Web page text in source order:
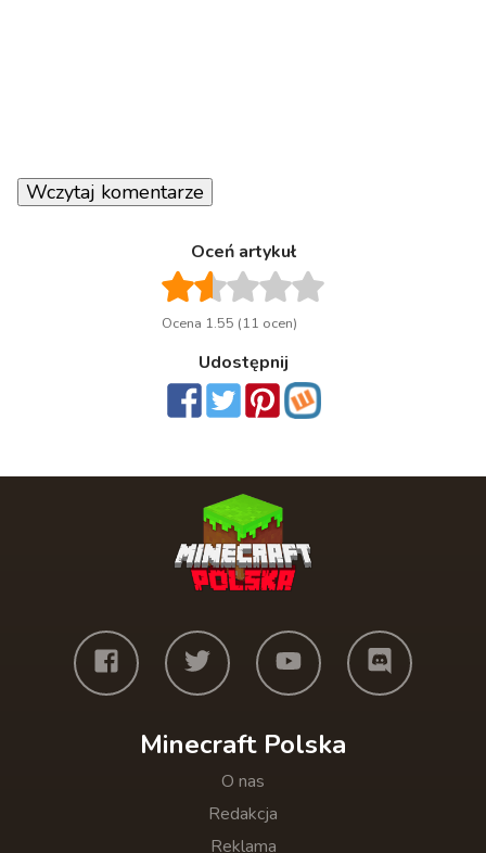
Wczytaj komentarze
Oceń artykuł
Ocena 1.55 (11 ocen)
Udostępnij
Minecraft Polska
O nas
Redakcja
Reklama